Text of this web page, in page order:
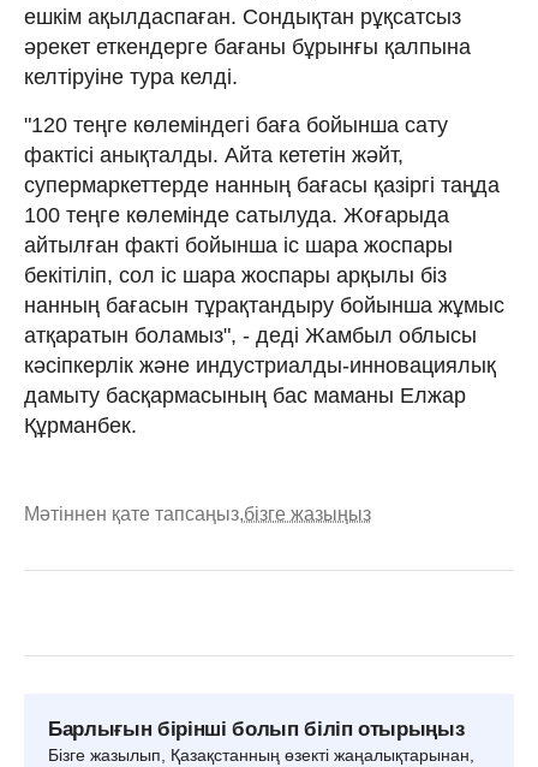
ешкім ақылдаспаған. Сондықтан рұқсатсыз
әрекет еткендерге бағаны бұрынғы қалпына
келтіруіне тура келді.
"120 теңге көлеміндегі баға бойынша сату
фактісі анықталды. Айта кететін жәйт,
супермаркеттерде нанның бағасы қазіргі таңда
100 теңге көлемінде сатылуда. Жоғарыда
айтылған факті бойынша іс шара жоспары
бекітіліп, сол іс шара жоспары арқылы біз
нанның бағасын тұрақтандыру бойынша жұмыс
атқаратын боламыз", - деді Жамбыл облысы
кәсіпкерлік және индустриалды-инновациялық
дамыту басқармасының бас маманы Елжар
Құрманбек.
Мәтіннен қате тапсаңыз,бізге жазыңыз
Барлығын бірінші болып біліп отырыңыз
Бізге жазылып, Қазақстанның өзекті жаңалықтарынан,